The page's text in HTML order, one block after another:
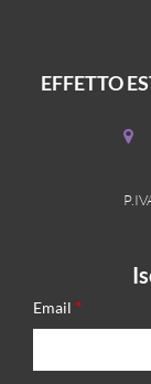
EFFETTO
Email *